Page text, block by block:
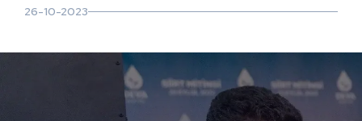
26-10-2023